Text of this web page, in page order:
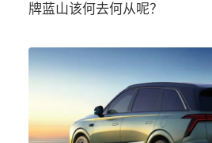
牌蓝山该何去何从呢？